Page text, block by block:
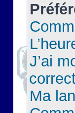
J’ai
Ma